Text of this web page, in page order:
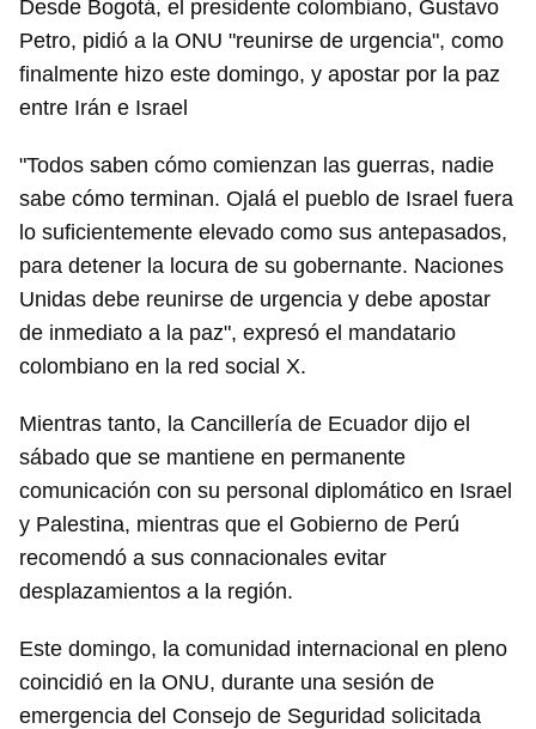
Desde Bogotá, el presidente colombiano, Gustavo
Petro, pidió a la ONU "reunirse de urgencia", como
finalmente hizo este domingo, y apostar por la paz
entre Irán e Israel
"Todos saben cómo comienzan las guerras, nadie
sabe cómo terminan. Ojalá el pueblo de Israel fuera
lo suficientemente elevado como sus antepasados,
para detener la locura de su gobernante. Naciones
Unidas debe reunirse de urgencia y debe apostar
de inmediato a la paz", expresó el mandatario
colombiano en la red social X.
Mientras tanto, la Cancillería de Ecuador dijo el
sábado que se mantiene en permanente
comunicación con su personal diplomático en Israel
y Palestina, mientras que el Gobierno de Perú
recomendó a sus connacionales evitar
desplazamientos a la región.
Este domingo, la comunidad internacional en pleno
coincidió en la ONU, durante una sesión de
emergencia del Consejo de Seguridad solicitada